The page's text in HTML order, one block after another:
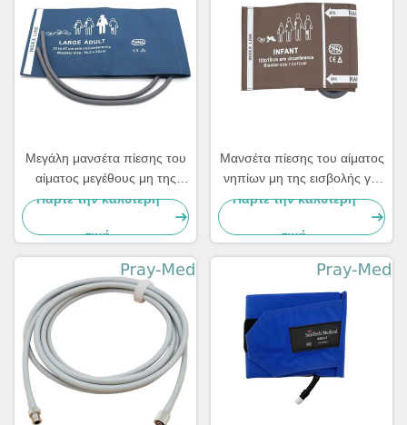
Μεγάλη μανσέτα πίεσης του
αίματος μεγέθους μη της
εισβολής πρότυπα CE
Πάρτε την καλύτερη
τιμή
Μανσέτα πίεσης του αίματος
νηπίων μη της εισβολής για
το υπομονετικό όργανο
ελέγχου μέγεθος 10 - 19cm
Πάρτε την καλύτερη
τιμή